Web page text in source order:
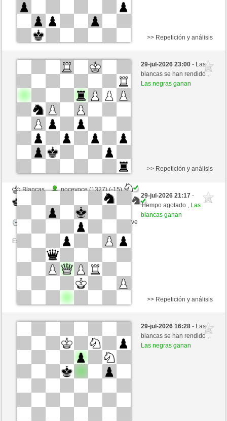
Blancas
stephanb (1300) (+19)
Rpe2_1968 (1374) (-19)
Tiempo: 7 minutes/side + 3 seconds/move
Esta partida es por puntos
>> Repetición y análisis
29-jul-2026 23:00- Las
blancas se han rendido ,
Las negras ganan
Blancas
nocevoce (1327) (-15)
Rpe2_1968 (1359) (+15)
Tiempo: 7 minutes/side + 3 seconds/move
Esta partida es por puntos
>> Repetición y análisis
29-jul-2026 21:17-
Tiempo agotado , Las
blancas ganan
Negras
MakeLoveNotWar (1322) (-15)
Tiempo: 8 minutes/side + 4 seconds/move
Esta partida es por puntos
>> Repetición y análisis
29-jul-2026 16:28- Las
blancas se han rendido ,
Las negras ganan